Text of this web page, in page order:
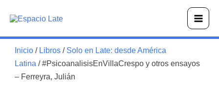
Main
Inicio / Libros / Solo en Late: desde América
Latina / #PsicoanalisisEnVillaCrespo y otros ensayos
– Ferreyra, Julián